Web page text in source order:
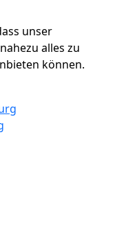
unser
alles zu
können.